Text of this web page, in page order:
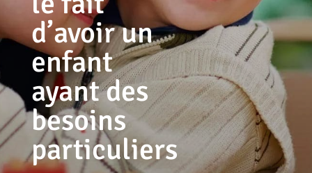
d’avoir un
enfant
ayant des
besoins
particuliers